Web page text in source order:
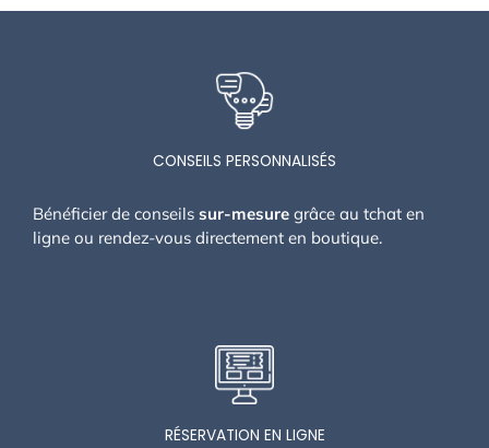
CONSEILS PERSONNALISÉS
Bénéficier de conseils sur-mesure grâce au tchat en
ligne ou rendez-vous directement en boutique.
RÉSERVATION EN LIGNE